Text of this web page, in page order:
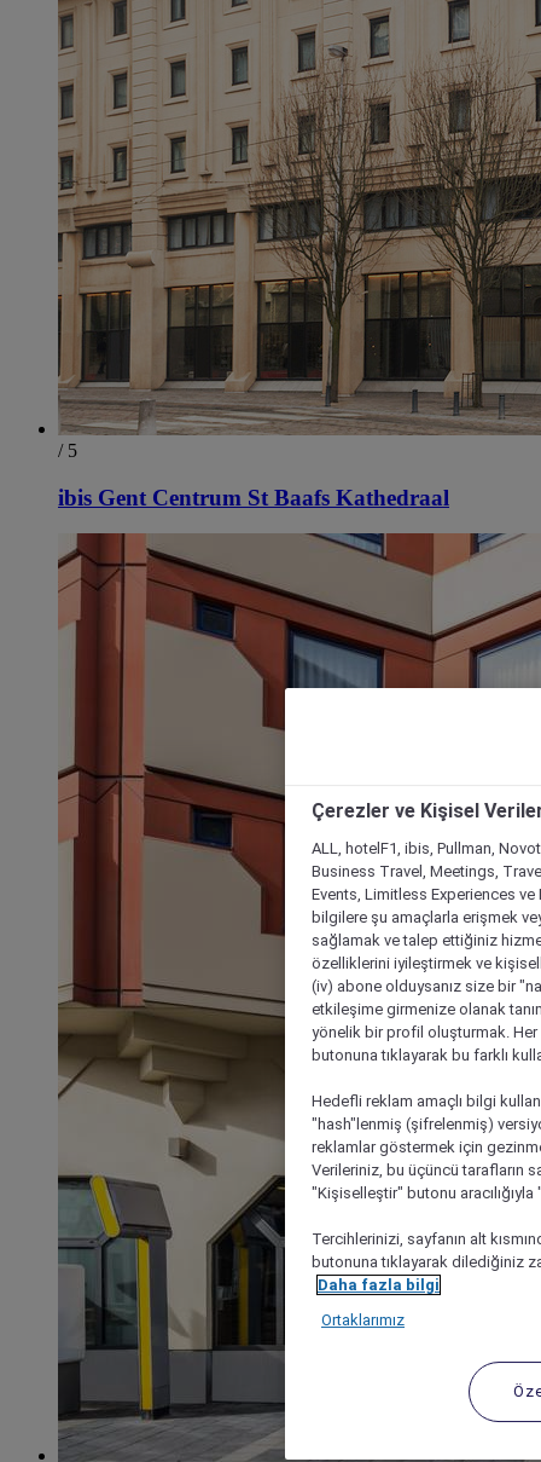
/ 5
ibis Gent Centrum St Baafs Kathedraal
Çerezler ve Kişisel
ALL, hotelF1, ibis, Pullman,
Business Travel, Meetings,
Events, Limitless Experiences
bilgilere şu amaçlarla erişmek
sağlamak ve talep ettiğiniz
özelliklerini iyileştirmek ve
(iv) abone olduysanız size bir
etkileşime girmenize olanak
yönelik bir profil oluşturmak.
butonuna tıklayarak bu farklı
Hedefli reklam amaçlı bilgi
"hash"lenmiş (şifrelenmiş)
reklamlar göstermek için
Verileriniz, bu üçüncü tarafların
"Kişiselleştir" butonu
Tercihlerinizi, sayfanın alt
butonuna tıklayarak dilediğiniz
Daha fazla bilgi
Ortaklarımız